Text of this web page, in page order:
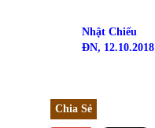
Nhật Chiếu
ĐN, 12.10.2018
Chia Sẻ